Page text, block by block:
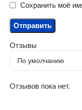
Отзывы
Отзывов пока нет.
Сохранить моё